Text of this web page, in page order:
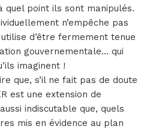
quel point ils sont manipulés.
n’empêche pas
d’être fermement tenue
gouvernementale… qui
imaginent !
que, s’il ne fait pas de doute
est une extension de
indiscutable que, quels
mis en évidence au plan